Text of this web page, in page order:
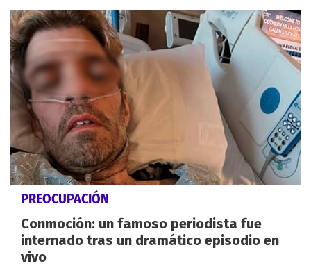
PREOCUPACIÓN
Conmoción: un famoso periodista fue
internado tras un dramático episodio en
vivo